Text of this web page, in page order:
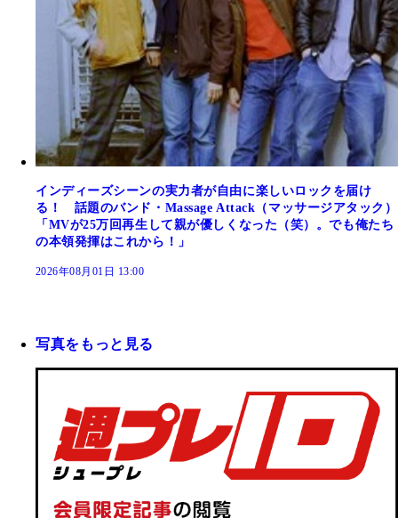
インディーズシーンの実力者が自由に楽しいロックを届け
る！ 話題のバンド・Massage Attack（マッサージアタック）
「MVが25万回再生して親が優しくなった（笑）。でも俺たち
の本領発揮はこれから！」
2026年08月01日 13:00
写真をもっと見る